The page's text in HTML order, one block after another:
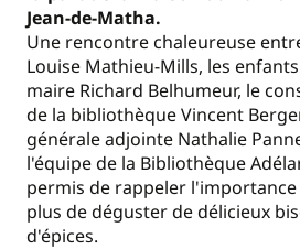
Jean-de-Matha.
Une rencontre chaleureuse
Louise Mathieu-Mills, les
maire Richard Belhumeur, le
de la bibliothèque Vincent
générale adjointe Nathalie
l'équipe de la Bibliothèque
permis de rappeler l'importance
plus de déguster de délicieux
d'épices.